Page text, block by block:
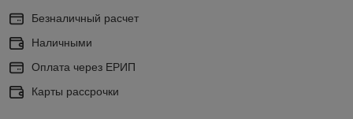
Безналичный расчет
Наличными
Оплата через ЕРИП
Карты рассрочки